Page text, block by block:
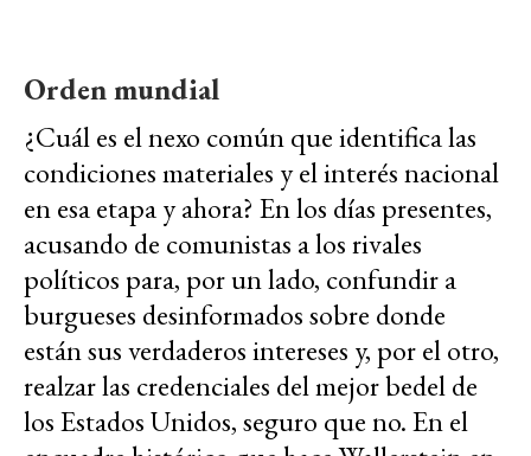
Orden mundial
¿Cuál es el nexo común que identifica las
condiciones materiales y el interés nacional
en esa etapa y ahora? En los días presentes,
acusando de comunistas a los rivales
políticos para, por un lado, confundir a
burgueses desinformados sobre donde
están sus verdaderos intereses y, por el otro,
realzar las credenciales del mejor bedel de
los Estados Unidos, seguro que no. En el